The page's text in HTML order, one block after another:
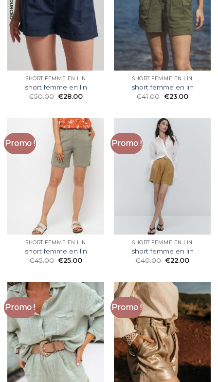
SHORT FEMME EN LIN
short femme en lin
€50.00 €28.00
SHORT FEMME EN LIN
short femme en lin
€41.00 €23.00
Promo !
SHORT FEMME EN LIN
short femme en lin
€45.00 €25.00
Promo !
SHORT FEMME EN LIN
short femme en lin
€40.00 €22.00
Promo ! Promo !